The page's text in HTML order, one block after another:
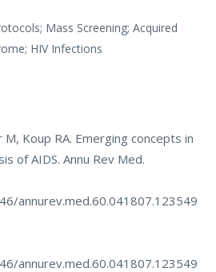
Mass Screening; Acquired
HIV Infections
Koup RA. Emerging concepts in
of AIDS. Annu Rev Med.
annurev.med.60.041807.123549
annurev.med.60.041807.123549